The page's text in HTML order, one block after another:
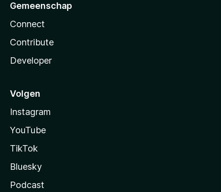
Gemeenschap
Connect
Contribute
Developer
Volgen
Instagram
YouTube
TikTok
Bluesky
Podcast